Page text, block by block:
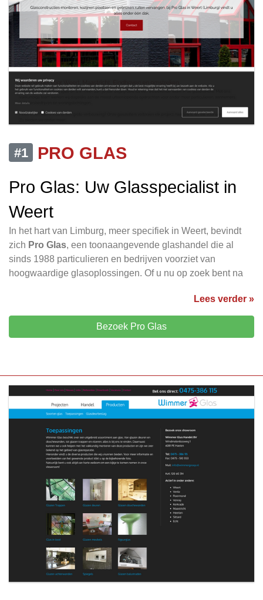
#1
PRO GLAS
Pro Glas: Uw Glasspecialist in
Weert
In het hart van Limburg, meer specifiek in Weert, bevindt
zich Pro Glas, een toonaangevende glashandel die al
sinds 1988 particulieren en bedrijven voorziet van
hoogwaardige glasoplossingen. Of u nu op zoek bent na
Lees verder »
Bezoek Pro Glas